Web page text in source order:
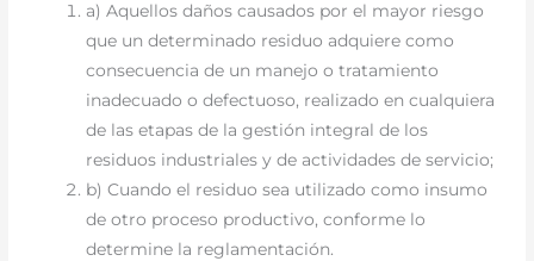
a) Aquellos daños causados por el mayor riesgo
que un determinado residuo adquiere como
consecuencia de un manejo o tratamiento
inadecuado o defectuoso, realizado en cualquiera
de las etapas de la gestión integral de los
residuos industriales y de actividades de servicio;
b) Cuando el residuo sea utilizado como insumo
de otro proceso productivo, conforme lo
determine la reglamentación.